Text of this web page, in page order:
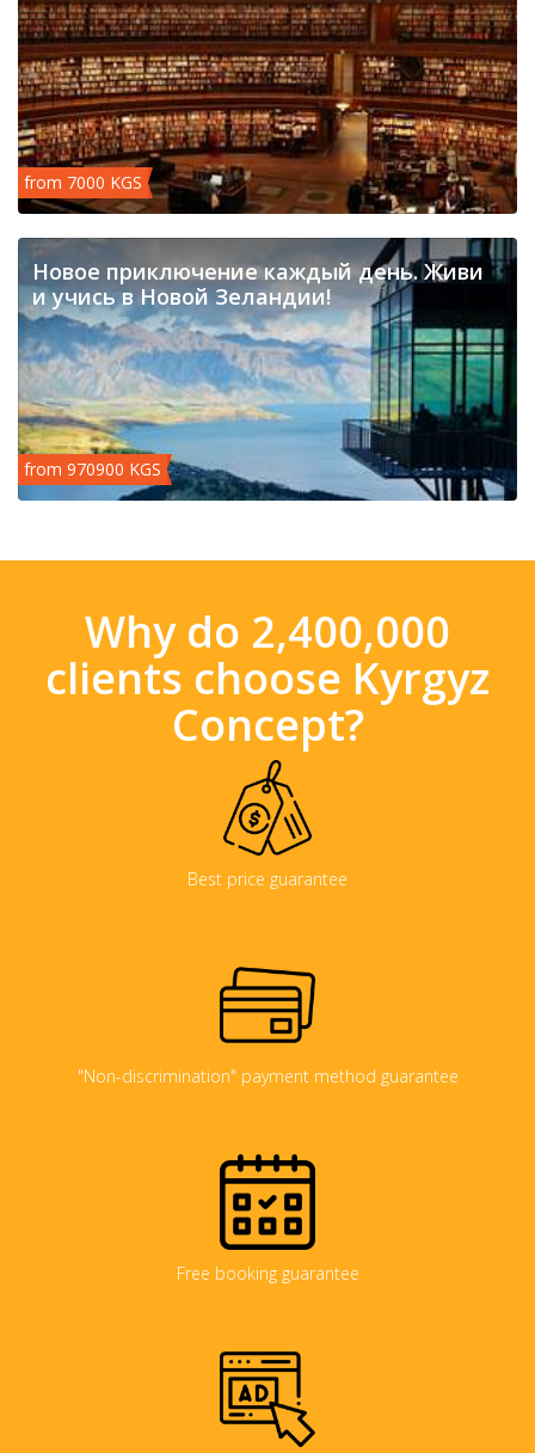
from 7000 KGS
Новое приключение каждый день. Живи
и учись в Новой Зеландии!
from 970900 KGS
Why do 2,400,000
clients choose Kyrgyz
Concept?
Best price guarantee
"Non-discrimination" payment method guarantee
Free booking guarantee